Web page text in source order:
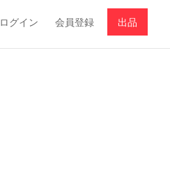
ログイン 会員登録 出品